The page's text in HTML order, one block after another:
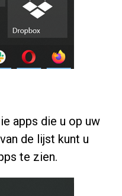
apps die u op uw
de lijst kunt u
te zien.